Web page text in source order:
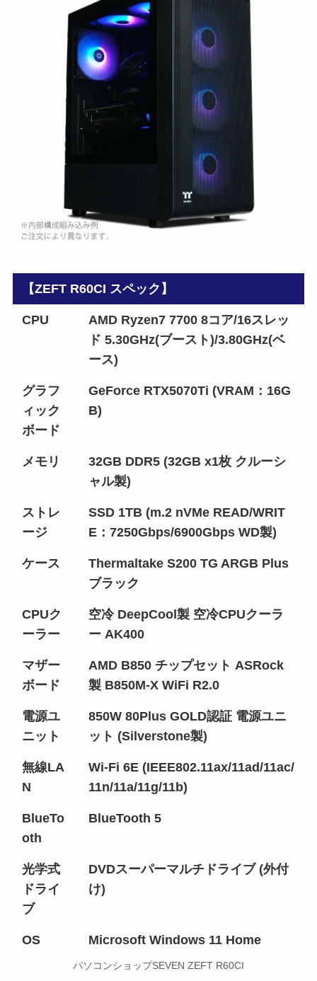
【ZEFT R60CI スペック】
CPU
AMD Ryzen7 7700 8コア/16スレッ
ド 5.30GHz(ブースト)/3.80GHz(ベ
ース)
グラフ
ィック
ボード
GeForce RTX5070Ti (VRAM：16G
B)
メモリ
32GB DDR5 (32GB x1枚 クルーシ
ャル製)
ストレ
ージ
SSD 1TB (m.2 nVMe READ/WRIT
E：7250Gbps/6900Gbps WD製)
ケース
Thermaltake S200 TG ARGB Plus
ブラック
CPUク
ーラー
空冷 DeepCool製 空冷CPUクーラ
ー AK400
マザー
ボード
AMD B850 チップセット ASRock
製 B850M-X WiFi R2.0
電源ユ
ニット
850W 80Plus GOLD認証 電源ユニ
ット (Silverstone製)
無線LA
N
Wi-Fi 6E (IEEE802.11ax/11ad/11ac/
11n/11a/11g/11b)
BlueTo
oth
BlueTooth 5
光学式
ドライ
ブ
DVDスーパーマルチドライブ (外付
け)
OS Microsoft Windows 11 Home
パソコンショップSEVEN ZEFT R60CI